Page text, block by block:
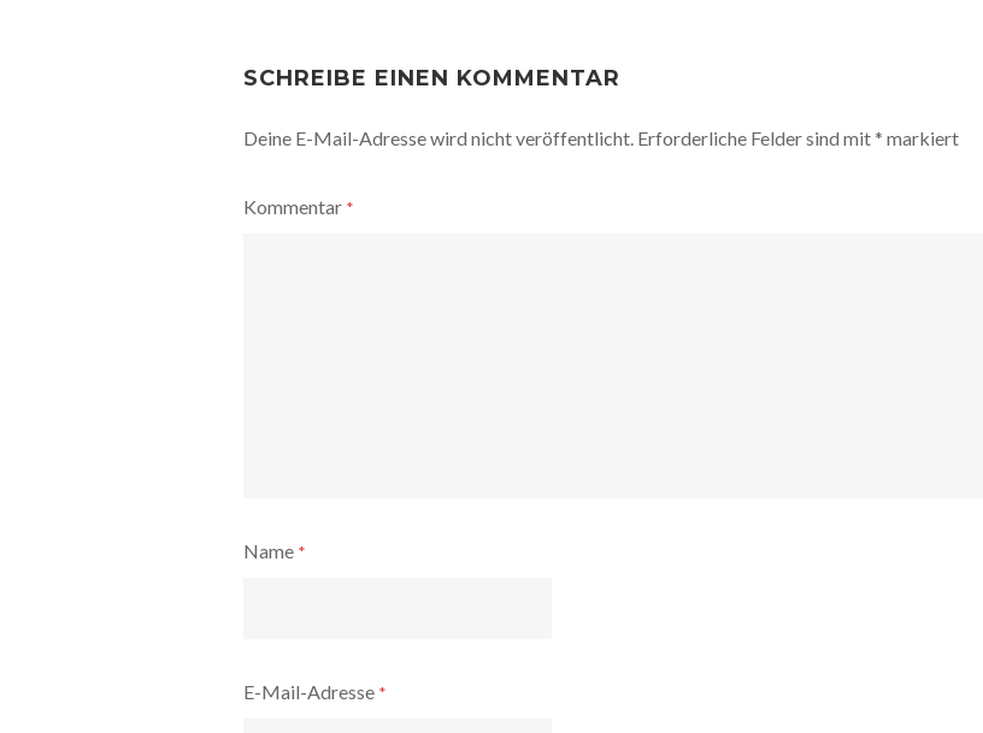
NAVIGATION
SCHREIBE EINEN KOMMENTAR
Deine E-Mail-Adresse wird nicht veröffentlicht. Erforderliche Felder sind mit* markiert
Kommentar *
Name *
E-Mail-Adresse *